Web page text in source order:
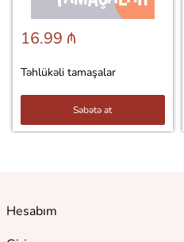
16.99 ₼
Təhlükəli tamaşalar
Səbətə at
Hesabım